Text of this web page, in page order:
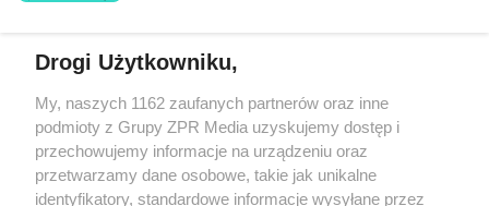
rozpowszechniany lub dalej rozpowszechniany w jakikolwiek sposób
(w tym także elektroniczny lub mechaniczny) na jakimkolwiek polu
eksploatacji w jakiejkolwiek formie, włącznie z umieszczaniem w
Internecie bez pisemnej zgody właściciela praw. Jakiekolwiek użycie
lub wykorzystanie utworów w całości lub w części z naruszeniem
prawa, tzn. bez właściwej zgody, jest zabronione pod groźbą kary i
Drogi Użytkowniku,
My, naszych 1162 zaufanych partnerów oraz inne
podmioty z Grupy ZPR Media uzyskujemy dostęp i
przechowujemy informacje na urządzeniu oraz
przetwarzamy dane osobowe, takie jak unikalne
identyfikatory, standardowe informacje wysyłane przez